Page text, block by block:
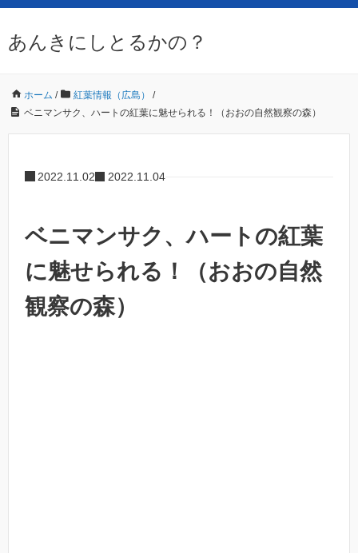
あんきにしとるかの？
ホーム / 紅葉情報（広島）
/
ベニマンサク、ハートの紅葉に魅せられる！（おおの自然観察の森）
2022.11.02 2022.11.04
ベニマンサク、ハートの紅葉
に魅せられる！（おおの自然
観察の森）